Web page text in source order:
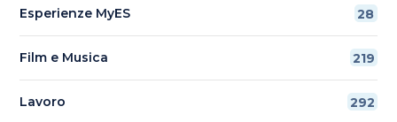
Esperienze MyES 28
Film e Musica 219
Lavoro 292